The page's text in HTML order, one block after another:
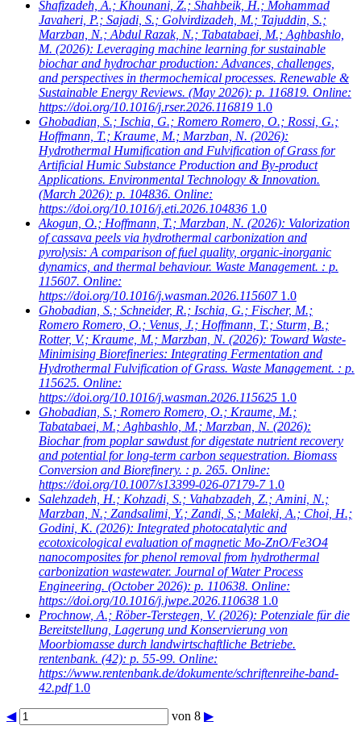
Shafizadeh, A.; Khounani, Z.; Shahbeik, H.; Mohammad
Javaheri, P.; Sajadi, S.; Golvirdizadeh, M.; Tajuddin, S.;
Marzban, N.; Abdul Razak, N.; Tabatabaei, M.; Aghbashlo,
M. (2026): Leveraging machine learning for sustainable
biochar and hydrochar production: Advances, challenges,
and perspectives in thermochemical processes. Renewable &
Sustainable Energy Reviews. (May 2026): p. 116819. Online:
https://doi.org/10.1016/j.rser.2026.116819 1.0
Ghobadian, S.; Ischia, G.; Romero Romero, O.; Rossi, G.;
Hoffmann, T.; Kraume, M.; Marzban, N. (2026):
Hydrothermal Humification and Fulvification of Grass for
Artificial Humic Substance Production and By-product
Applications. Environmental Technology & Innovation.
(March 2026): p. 104836. Online:
https://doi.org/10.1016/j.eti.2026.104836 1.0
Akogun, O.; Hoffmann, T.; Marzban, N. (2026): Valorization
of cassava peels via hydrothermal carbonization and
pyrolysis: A comparison of fuel quality, organic-inorganic
dynamics, and thermal behaviour. Waste Management. : p.
115607. Online:
https://doi.org/10.1016/j.wasman.2026.115607 1.0
Ghobadian, S.; Schneider, R.; Ischia, G.; Fischer, M.;
Romero Romero, O.; Venus, J.; Hoffmann, T.; Sturm, B.;
Rotter, V.; Kraume, M.; Marzban, N. (2026): Toward Waste-
Minimising Biorefineries: Integrating Fermentation and
Hydrothermal Fulvification of Grass. Waste Management. : p.
115625. Online:
https://doi.org/10.1016/j.wasman.2026.115625 1.0
Ghobadian, S.; Romero Romero, O.; Kraume, M.;
Tabatabaei, M.; Aghbashlo, M.; Marzban, N. (2026):
Biochar from poplar sawdust for digestate nutrient recovery
and potential for long-term carbon sequestration. Biomass
Conversion and Biorefinery. : p. 265. Online:
https://doi.org/10.1007/s13399-026-07179-7 1.0
Salehzadeh, H.; Kohzadi, S.; Vahabzadeh, Z.; Amini, N.;
Marzban, N.; Zandsalimi, Y.; Zandi, S.; Maleki, A.; Choi, H.;
Godini, K. (2026): Integrated photocatalytic and
ecotoxicological evaluation of magnetic Mo-ZnO/Fe3O4
nanocomposites for phenol removal from hydrothermal
carbonization wastewater. Journal of Water Process
Engineering. (October 2026): p. 110638. Online:
https://doi.org/10.1016/j.jwpe.2026.110638 1.0
Prochnow, A.; Röber-Terstegen, V. (2026): Potenziale für die
Bereitstellung, Lagerung und Konservierung von
Moorbiomasse durch landwirtschaftliche Betriebe.
rentenbank. (42): p. 55-99. Online:
https://www.rentenbank.de/dokumente/schriftenreihe-band-
42.pdf 1.0
◀ von 8 ▶